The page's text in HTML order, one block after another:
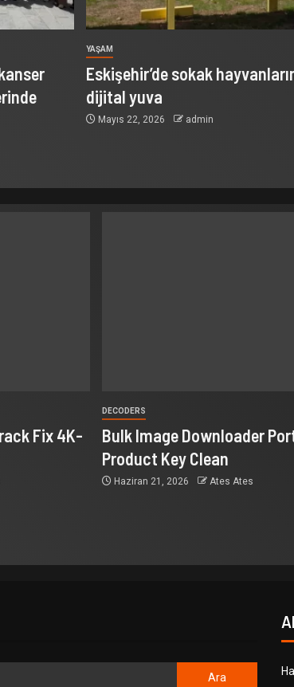
YAŞAM
Eskişehir’de sokak
dijital yuva
Mayıs 22, 2026 admin
Fix 4K-
DECODERS
Bulk Image Downloader
Product Key Clean
Haziran 21, 2026 Ates Ates